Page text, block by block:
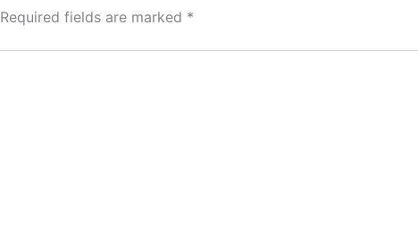
Required fields are marked *